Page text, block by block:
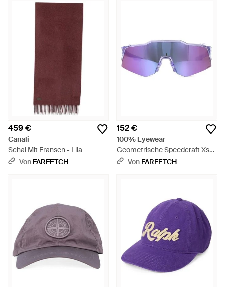
459 €
Canali
Schal Mit Fransen - Lila
Von FARFETCH
152 €
100% Eyewear
Geometrische Speedcraft Xs
Sonnenbrille - Lila
Von FARFETCH